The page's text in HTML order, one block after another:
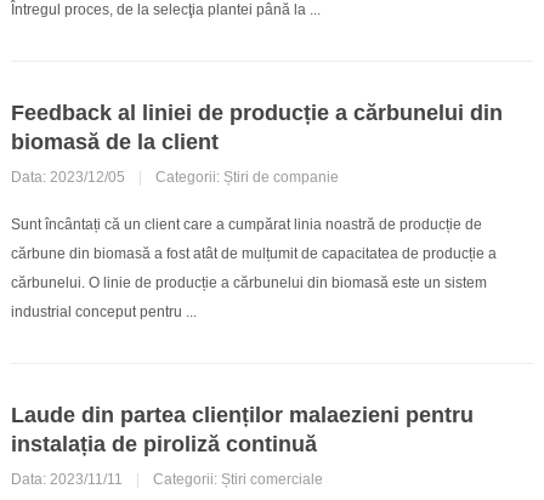
Întregul proces, de la selecţia plantei până la ...
Feedback al liniei de producție a cărbunelui din
biomasă de la client
Data: 2023/12/05 Categorii: Știri de companie
Sunt încântați că un client care a cumpărat linia noastră de producție de
cărbune din biomasă a fost atât de mulțumit de capacitatea de producție a
cărbunelui. O linie de producție a cărbunelui din biomasă este un sistem
industrial conceput pentru ...
Laude din partea clienților malaezieni pentru
instalația de piroliză continuă
Data: 2023/11/11 Categorii: Știri comerciale